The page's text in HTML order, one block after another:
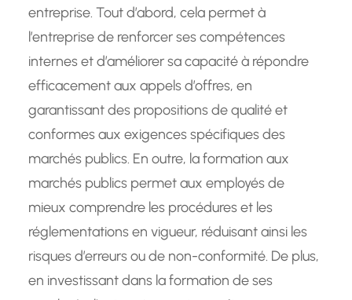
entreprise. Tout d’abord, cela permet à
l’entreprise de renforcer ses compétences
internes et d’améliorer sa capacité à répondre
efficacement aux appels d’offres, en
garantissant des propositions de qualité et
conformes aux exigences spécifiques des
marchés publics. En outre, la formation aux
marchés publics permet aux employés de
mieux comprendre les procédures et les
réglementations en vigueur, réduisant ainsi les
risques d’erreurs ou de non-conformité. De plus,
en investissant dans la formation de ses